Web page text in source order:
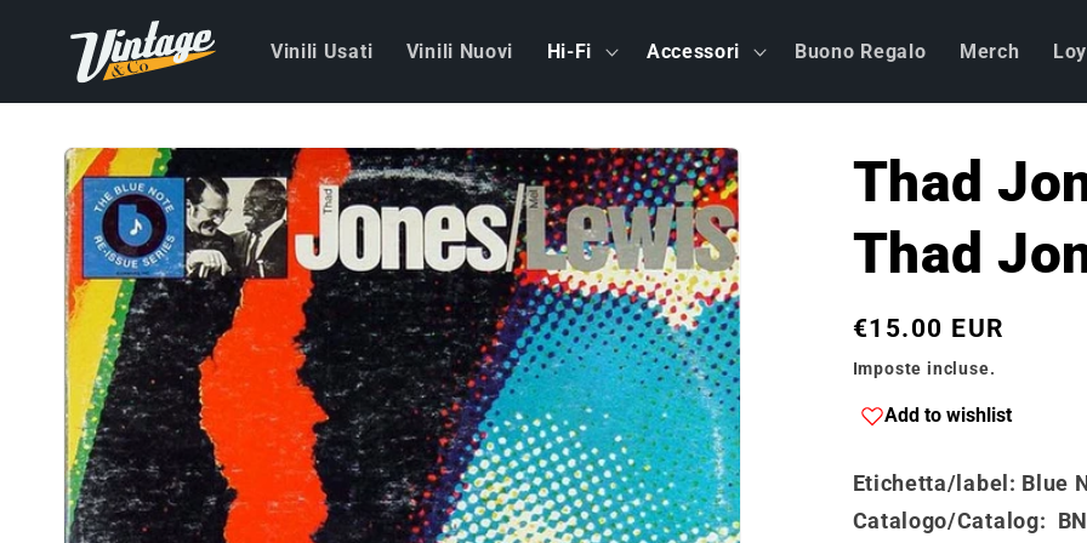
direttamente
ai contenuti
Vinili Usati Vinili Nuovi Hi-Fi Accessori Buono Regalo Merch
Passa alle
informazioni
sul prodotto
Thad
Thad
Prezzo
di
€15.00 EUR
Imposte incluse.
Add to wishlist
Etichetta/label: Blue
Catalogo/Catalog: